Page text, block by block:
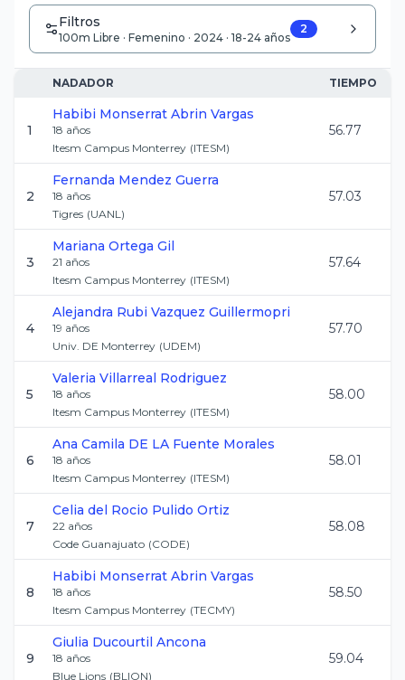
Filtros
100m Libre · Femenino · 2024 · 18-24 años
2
NADADOR TIEMPO
1
Habibi Monserrat Abrin Vargas
18 años
Itesm Campus Monterrey (ITESM)
56.77
2
Fernanda Mendez Guerra
18 años
Tigres (UANL)
57.03
3
Mariana Ortega Gil
21 años
Itesm Campus Monterrey (ITESM)
57.64
4
Alejandra Rubi Vazquez Guillermopri
19 años
Univ. DE Monterrey (UDEM)
57.70
5
Valeria Villarreal Rodriguez
18 años
Itesm Campus Monterrey (ITESM)
58.00
6
Ana Camila DE LA Fuente Morales
18 años
Itesm Campus Monterrey (ITESM)
58.01
7
Celia del Rocio Pulido Ortiz
22 años
Code Guanajuato (CODE)
58.08
8
Habibi Monserrat Abrin Vargas
18 años
Itesm Campus Monterrey (TECMY)
58.50
9
Giulia Ducourtil Ancona
18 años
Blue Lions (BLION)
59.04